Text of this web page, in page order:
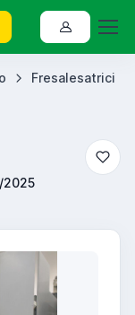
Fresalesatrici
2025